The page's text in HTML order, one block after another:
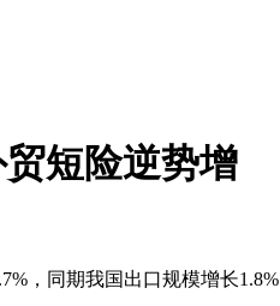
短险逆势增
，同期我国出口规模增长1.8%